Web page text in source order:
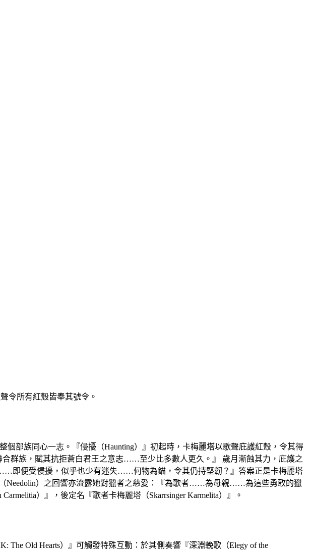
令所有紅殼皆奉其號令。
個部族同心一志。『侵擾（Haunting）』初起時，卡梅麗塔以歌聲庇護紅殼，令其得
群族，賦其抗拒蒼白君王之意志……至少比多數人更久。』 歲月漸蝕其力，庇護之
即便受侵擾，似乎也少有迷失……何物為錨，令其仍持堅韌？』答案正是卡梅麗塔
Needolin）之回響亦流露她對獵者之慈愛：『為歌者……為母親……為這些勇敢的獵
）』，後定名『歌者卡梅麗塔（Skarrsinger Karmelita）』。
Old Hearts）』可觸發特殊互動：於其側奏響『深淵輓歌（Elegy of the